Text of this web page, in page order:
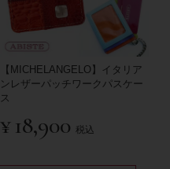
【MICHELANGELO】イタリア
ンレザーパッチワークパスケー
ス
¥ 18,900 税込